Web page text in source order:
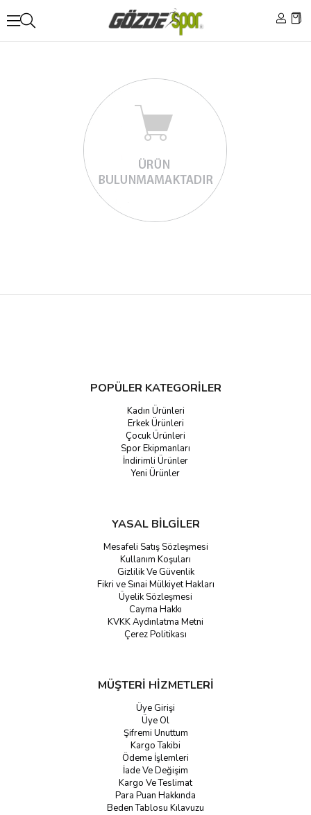
POPÜLER KATEGORİLER
Kadın Ürünleri
Erkek Ürünleri
Çocuk Ürünleri
Spor Ekipmanları
İndirimli Ürünler
Yeni Ürünler
YASAL BİLGİLER
Mesafeli Satış Sözleşmesi
Kullanım Koşuları
Gizlilik Ve Güvenlik
Fikri ve Sınai Mülkiyet Hakları
Üyelik Sözleşmesi
Cayma Hakkı
KVKK Aydınlatma Metni
Çerez Politikası
MÜŞTERİ HİZMETLERİ
Üye Girişi
Üye Ol
Şifremi Unuttum
Kargo Takibi
Ödeme İşlemleri
İade Ve Değişim
Kargo Ve Teslimat
Para Puan Hakkında
Beden Tablosu Kılavuzu